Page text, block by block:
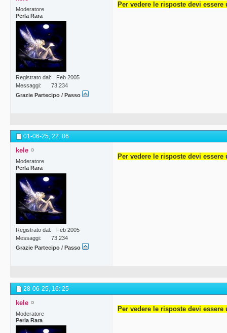
Moderatore
Perla Rara
Registrato dal
Feb 2005
Messaggi
73,234
Grazie Partecipo / Passo
Per vedere le risposte devi
01-06-25, 22: 06
kele
Moderatore
Perla Rara
Registrato dal
Feb 2005
Messaggi
73,234
Grazie Partecipo / Passo
Per vedere le risposte devi
28-06-25, 16: 25
kele
Moderatore
Perla Rara
Per vedere le risposte devi essere